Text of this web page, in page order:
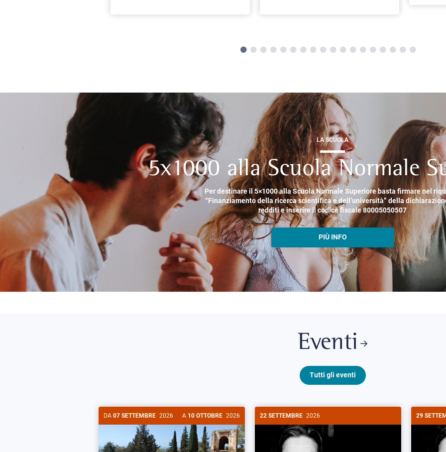
LA SCUOLA
5x1000 alla Scuola Normale
Per destinare il 5×1000 alla Scuola Normale Superiore basta firmare nel
“Finanziamento della ricerca scientifica e dell’università” della
redditi e inserire il codice fiscale 80005050507
PIÙ INFO
Eventi
Tutti gli eventi
DA 07 SETTEMBRE 2026 A 10 OTTOBRE 2026 22 SETTEMBRE 2026 29